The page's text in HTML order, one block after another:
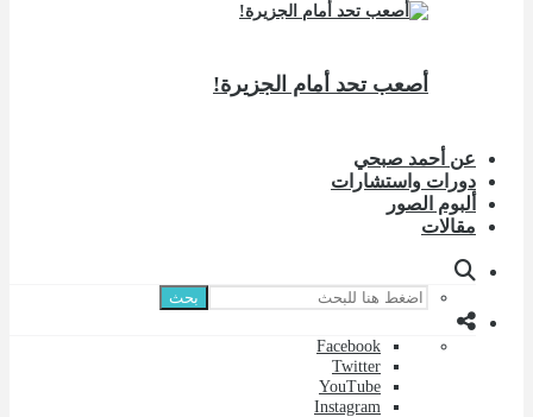
أصعب تحد أمام الجزيرة!
عن أحمد صبحي
دورات واستشارات
ألبوم الصور
مقالات
بحث
Facebook
Twitter
YouTube
Instagram